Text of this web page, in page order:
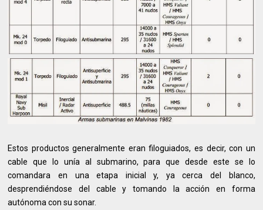
Estos productos generalmente eran filoguiados, es decir, con un
cable que lo unía al submarino, para que desde este se lo
comandara en una etapa inicial y, ya cerca del blanco,
desprendiéndose del cable y tomando la acción en forma
autónoma con su sonar.